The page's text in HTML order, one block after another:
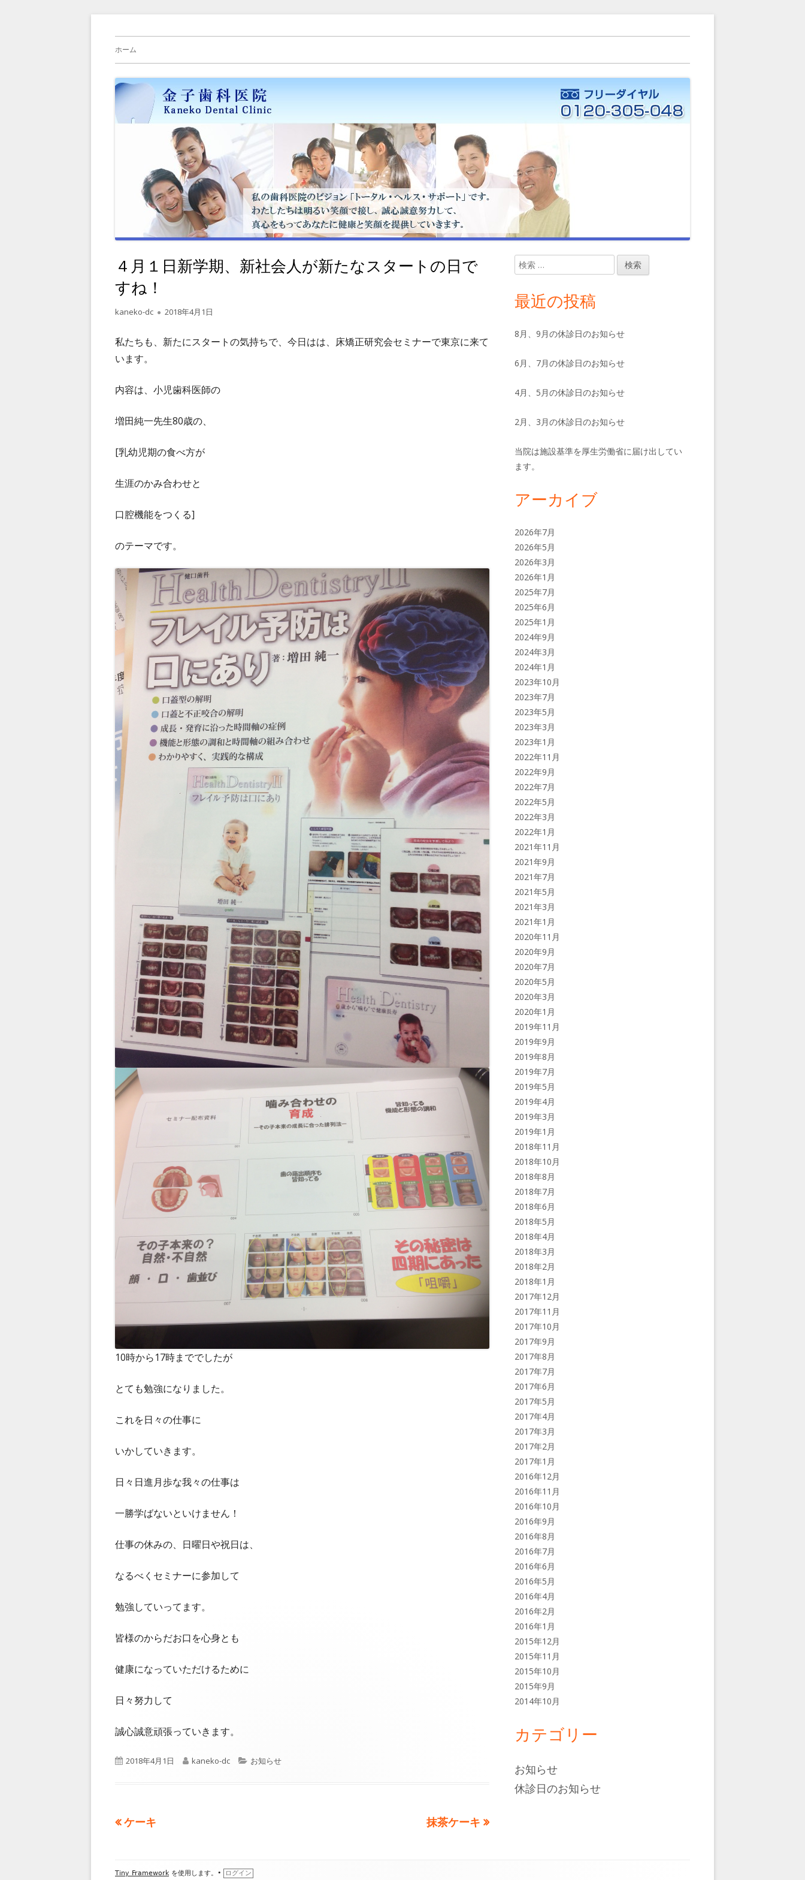
金子歯科医院の院長・スタッフブログ
メ
イ
ン
メ
ホーム
４月１日新学期、新社会人が新たなスタートの日で
すね！
作
者
kaneko-dc
公
日
2018年4月1日
私たちも、新たにスタートの気持ちで、今日はは、床矯正研究会セミナーで東京に来て
います。
内容は、小児歯科医師の
増田純一先生80歳の、
[乳幼児期の食べ方が
生涯のかみ合わせと
口腔機能をつくる]
のテーマです。
10時から17時まででしたが
とても勉強になりました。
これを日々の仕事に
いかしていきます。
日々日進月歩な我々の仕事は
一勝学ばないといけません！
仕事の休みの、日曜日や祝日は、
なるべくセミナーに参加して
勉強していってます。
皆様のからだお口を心身とも
健康になっていただけるために
日々努力して
誠心誠意頑張っていきます。
公
2018年4月1日
作
kaneko-dc
カ
お知らせ
投前
事:
ケーキ
次
抹茶ケーキ
メ
イ
サ
イ
ド
バ
ー
検
索:
最近の投稿
8月、9月の休診日のお知らせ
6月、7月の休診日のお知らせ
4月、5月の休診日のお知らせ
2月、3月の休診日のお知らせ
当院は施設基準を厚生労働省に届け出してい
ます。
アーカイブ
2026年7月
2026年5月
2026年3月
2026年1月
2025年7月
2025年6月
2025年1月
2024年9月
2024年3月
2024年1月
2023年10月
2023年7月
2023年5月
2023年3月
2023年1月
2022年11月
2022年9月
2022年7月
2022年5月
2022年3月
2022年1月
2021年11月
2021年9月
2021年7月
2021年5月
2021年3月
2021年1月
2020年11月
2020年9月
2020年7月
2020年5月
2020年3月
2020年1月
2019年11月
2019年9月
2019年8月
2019年7月
2019年5月
2019年4月
2019年3月
2019年1月
2018年11月
2018年10月
2018年8月
2018年7月
2018年6月
2018年5月
2018年4月
2018年3月
2018年2月
2018年1月
2017年12月
2017年11月
2017年10月
2017年9月
2017年8月
2017年7月
2017年6月
2017年5月
2017年4月
2017年3月
2017年2月
2017年1月
2016年12月
2016年11月
2016年10月
2016年9月
2016年8月
2016年7月
2016年6月
2016年5月
2016年4月
2016年2月
2016年1月
2015年12月
2015年11月
2015年10月
2015年9月
2014年10月
カテゴリー
お知らせ
休診日のお知らせ
フ
Tiny Framework を使用します。 • ログイン